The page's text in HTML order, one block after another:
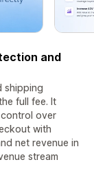
and
shipping
full fee. It
over
with
net revenue in
stream